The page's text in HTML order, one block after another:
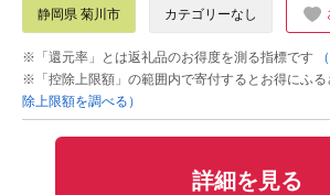
静岡県 菊川市 カテゴリーなし
※「還元率」とは返礼品のお得度を測る指標です
※「控除上限額」の範囲内で寄付するとお得にふる
除上限額を調べる）
詳細を見る